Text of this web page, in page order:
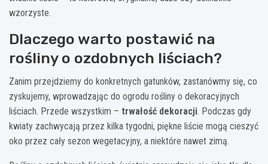
wzorzyste.
Dlaczego warto postawić na
rośliny o ozdobnych liściach?
Zanim przejdziemy do konkretnych gatunków, zastanówmy się, co
zyskujemy, wprowadzając do ogrodu rośliny o dekoracyjnych
liściach. Przede wszystkim – trwałość dekoracji. Podczas gdy
kwiaty zachwycają przez kilka tygodni, piękne liście mogą cieszyć
oko przez cały sezon wegetacyjny, a niektóre nawet zimą.